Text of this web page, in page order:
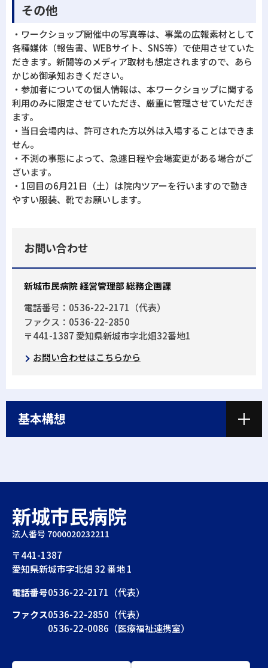
その他
・ワークショップ開催中の写真等は、事業の広報素材として
各種媒体（報告書、WEBサイト、SNS等）で使用させていた
だきます。新聞等のメディア取材も想定されますので、あら
かじめ御承知おきください。
・参加者についての個人情報は、本ワークショップに関する
利用のみに限定させていただき、厳重に管理させていただき
ます。
・当日会場内は、許可された方以外は入場することはできま
せん。
・不測の事態によって、急遽日程や会場変更がある場合がご
ざいます。
・1回目の6月21日（土）は院内ツアーを行いますので動き
やすい服装、靴でお願いします。
お問い合わせ
新城市民病院 経営管理部 総務企画課
電話番号：0536-22-2171（代表）
ファクス：0536-22-2850
〒441-1387 愛知県新城市字北畑32番地1
お問い合わせはこちらから
基本構想
新城市民病院
法人番号 7000020232211
〒441-1387
愛知県新城市字北畑 32 番地 1
電話番号0536-22-2171（代表）
ファクス0536-22-2850（代表）
0536-22-0086（医療福祉連携室）